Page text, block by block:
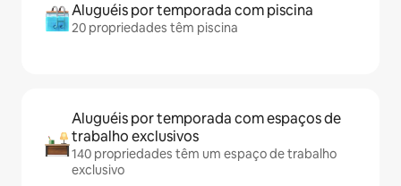
Aluguéis por temporada com piscina
20 propriedades têm piscina
Aluguéis por temporada com espaços de
trabalho exclusivos
140 propriedades têm um espaço de trabalho
exclusivo